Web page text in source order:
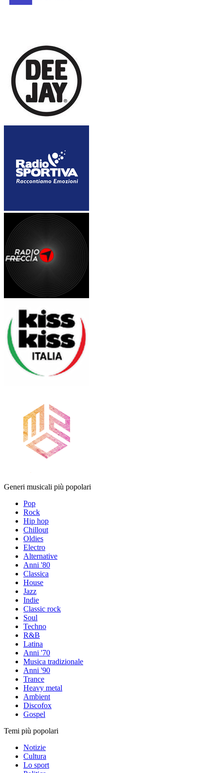
Generi musicali più popolari
Pop
Rock
Hip hop
Chillout
Oldies
Electro
Alternative
Anni '80
Classica
House
Jazz
Indie
Classic rock
Soul
Techno
R&B
Latina
Anni '70
Musica tradizionale
Anni '90
Trance
Heavy metal
Ambient
Discofox
Gospel
Temi più popolari
Notizie
Cultura
Lo sport